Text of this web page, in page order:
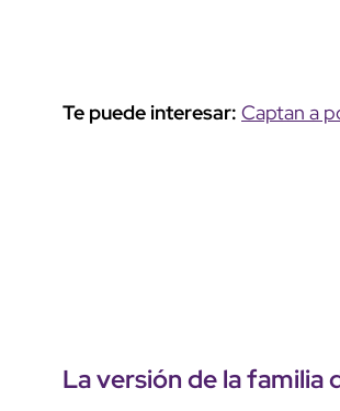
Te puede interesar: Captan a
La versión de la familia